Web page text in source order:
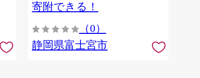
寄附できる！
（0）
静岡県富士宮市